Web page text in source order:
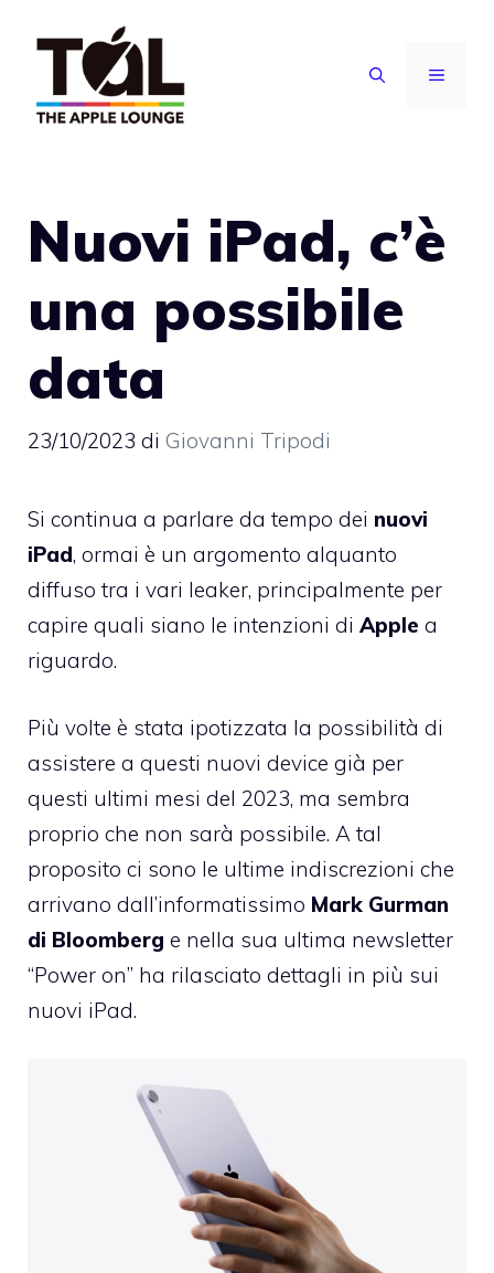
contenuto
MENU
Nuovi iPad, c’è
una possibile
data
23/10/2023 di Giovanni Tripodi
Si continua a parlare da tempo dei nuovi
iPad, ormai è un argomento alquanto
diffuso tra i vari leaker, principalmente per
capire quali siano le intenzioni di Apple a
riguardo.
Più volte è stata ipotizzata la possibilità di
assistere a questi nuovi device già per
questi ultimi mesi del 2023, ma sembra
proprio che non sarà possibile. A tal
proposito ci sono le ultime indiscrezioni che
arrivano dall’informatissimo Mark Gurman
di Bloomberg e nella sua ultima newsletter
“Power on” ha rilasciato dettagli in più sui
nuovi iPad.